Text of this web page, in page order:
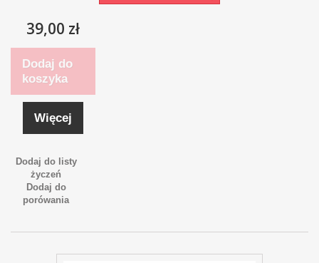
39,00 zł
Dodaj do
koszyka
Więcej
Dodaj do listy
życzeń
Dodaj do
porówania